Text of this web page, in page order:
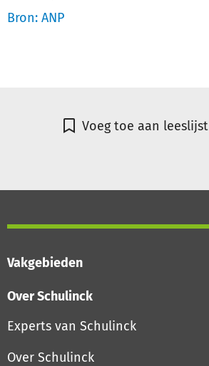
Bron: ANP
Voeg toe aan leeslijst
Vakgebieden
Over Schulinck
Experts van Schulinck
Over Schulinck